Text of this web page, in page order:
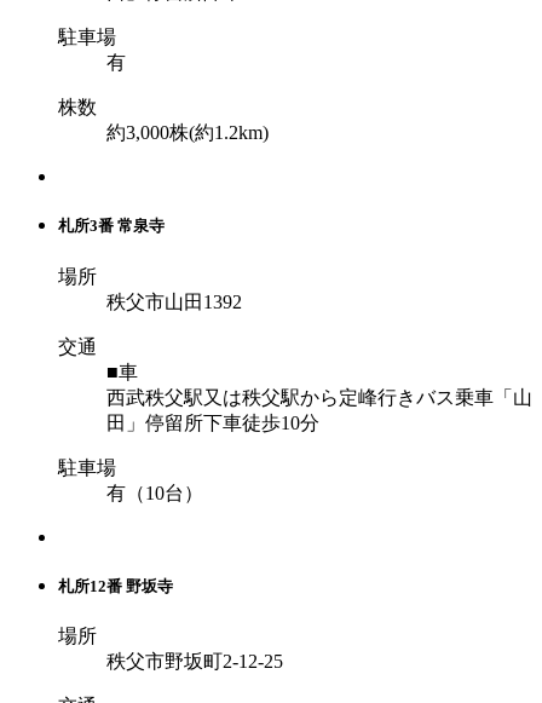
駐車場
有
株数
約3,000株(約1.2km)
札所3番 常泉寺
場所
秩父市山田1392
交通
■車
西武秩父駅又は秩父駅から定峰行きバス乗車「山
田」停留所下車徒歩10分
駐車場
有（10台）
札所12番 野坂寺
場所
秩父市野坂町2-12-25